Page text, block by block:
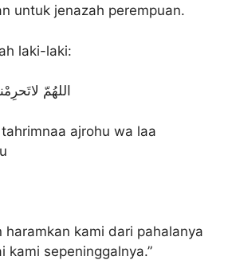
untuk jenazah perempuan.
laki-laki:
اللهُمّ
ajrohu wa laa
haramkan kami dari pahalanya
kami sepeninggalnya.”